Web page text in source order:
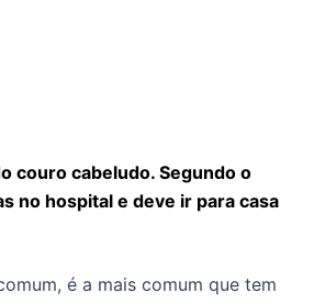
couro cabeludo. Segundo o
no hospital e deve ir para casa
é a mais comum que tem